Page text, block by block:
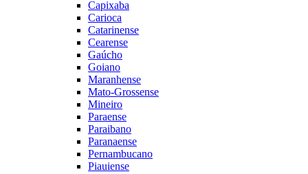
Capixaba
Carioca
Catarinense
Cearense
Gaúcho
Goiano
Maranhense
Mato-Grossense
Mineiro
Paraense
Paraibano
Paranaense
Pernambucano
Piauiense